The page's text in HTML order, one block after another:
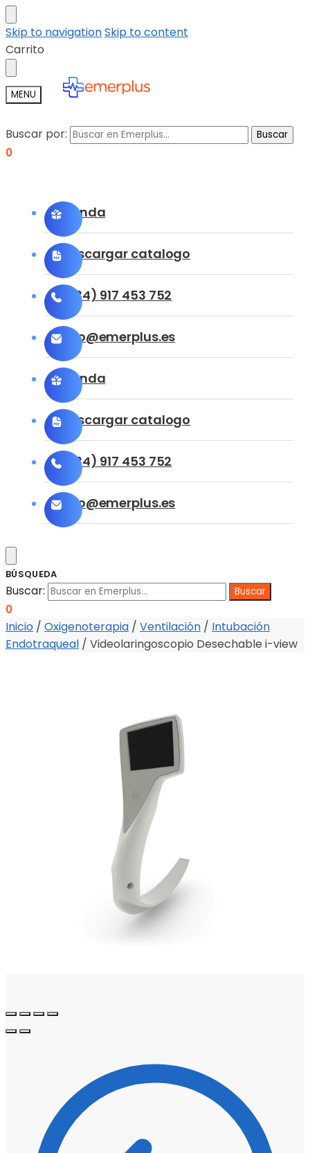
Skip to navigationSkip to content
Carrito
MENU
Buscar por: Buscar
0
Tienda
Descargar catalogo
(+34) 917 453 752
info@emerplus.es
Tienda
Descargar catalogo
(+34) 917 453 752
info@emerplus.es
BÚSQUEDA
Buscar:
0
Inicio / Oxigenoterapia / Ventilación / Intubación
Endotraqueal / Videolaringoscopio Desechable i-view